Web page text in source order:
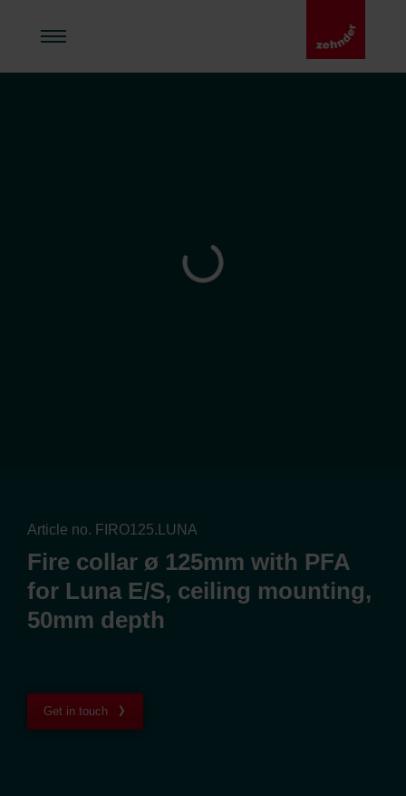
Article no. FIRO125.LUNA
Fire collar ø 125mm with PFA
for Luna E/S, ceiling mounting,
50mm depth
Get in touch